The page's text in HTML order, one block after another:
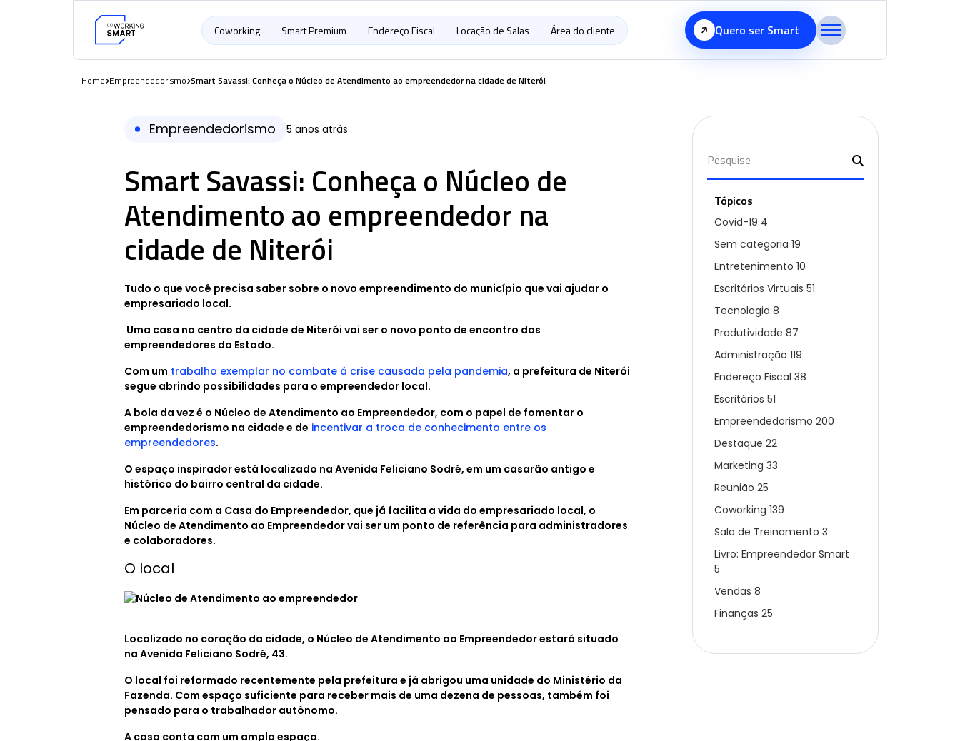
Coworking Smart Premium Endereço Fiscal Locação de Salas Área do cliente Quero ser Smart
Home Empreendedorismo Smart Savassi: Conheça o Núcleo de Atendimento ao empreendedor na cidade de Niterói
Empreendedorismo 5 anos atrás
Smart Savassi: Conheça o Núcleo de
Atendimento ao empreendedor na
cidade de Niterói
Tudo o que você precisa saber sobre o novo empreendimento do município que vai ajudar o
empresariado local.
Uma casa no centro da cidade de Niterói vai ser o novo ponto de encontro dos
empreendedores do Estado.
Com um trabalho exemplar no combate á crise causada pela pandemia, a prefeitura de Niterói
segue abrindo possibilidades para o empreendedor local.
A bola da vez é o Núcleo de Atendimento ao Empreendedor, com o papel de fomentar o
empreendedorismo na cidade e de incentivar a troca de conhecimento entre os
empreendedores.
O espaço inspirador está localizado na Avenida Feliciano Sodré, em um casarão antigo e
histórico do bairro central da cidade.
Em parceria com a Casa do Empreendedor, que já facilita a vida do empresariado local, o
Núcleo de Atendimento ao Empreendedor vai ser um ponto de referência para administradores
e colaboradores.
O local
Localizado no coração da cidade, o Núcleo de Atendimento ao Empreendedor estará situado
na Avenida Feliciano Sodré, 43.
O local foi reformado recentemente pela prefeitura e já abrigou uma unidade do Ministério da
Fazenda. Com espaço suficiente para receber mais de uma dezena de pessoas, também foi
pensado para o trabalhador autônomo.
A casa conta com um amplo espaço.
Tópicos
Covid-19 4
Sem categoria 19
Entretenimento 10
Escritórios Virtuais 51
Tecnologia 8
Produtividade 87
Administração 119
Endereço Fiscal 38
Escritórios 51
Empreendedorismo 200
Destaque 22
Marketing 33
Reunião 25
Coworking 139
Sala de Treinamento 3
Livro: Empreendedor Smart
5
Vendas 8
Finanças 25